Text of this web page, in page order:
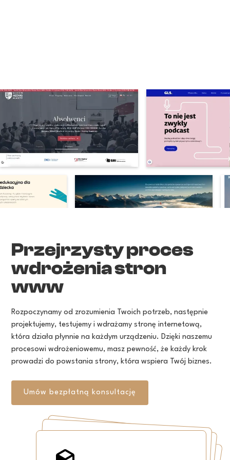
Przejrzystyproces
wdrożeniastron
www
Rozpoczynamy od zrozumienia Twoich potrzeb, następnie
projektujemy, testujemy i wdrażamy stronę internetową,
która działa płynnie na każdym urządzeniu. Dzięki naszemu
procesowi wdrożeniowemu, masz pewność, że każdy krok
prowadzi do powstania strony, która wspiera Twój biznes.
Umów bezpłatną konsultację